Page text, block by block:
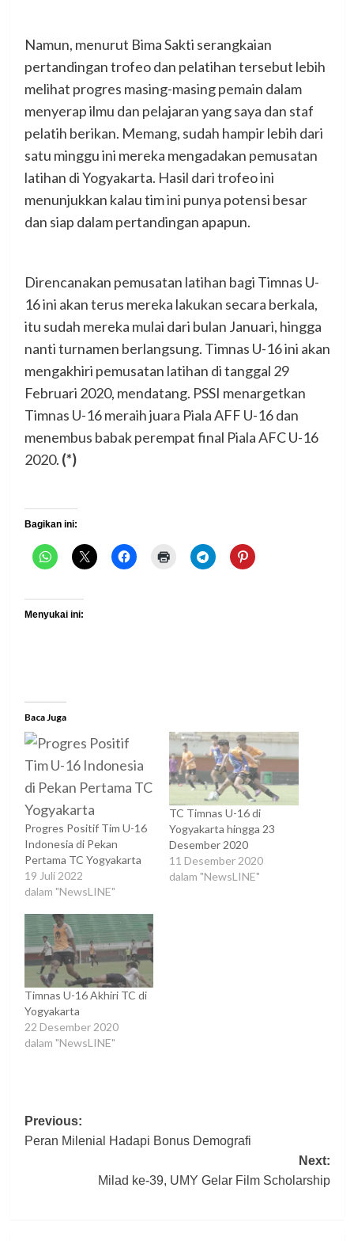
Namun, menurut Bima Sakti serangkaian
pertandingan trofeo dan pelatihan tersebut lebih
melihat progres masing-masing pemain dalam
menyerap ilmu dan pelajaran yang saya dan staf
pelatih berikan. Memang, sudah hampir lebih dari
satu minggu ini mereka mengadakan pemusatan
latihan di Yogyakarta. Hasil dari trofeo ini
menunjukkan kalau tim ini punya potensi besar
dan siap dalam pertandingan apapun.
Direncanakan pemusatan latihan bagi Timnas U-
16 ini akan terus mereka lakukan secara berkala,
itu sudah mereka mulai dari bulan Januari, hingga
nanti turnamen berlangsung. Timnas U-16 ini akan
mengakhiri pemusatan latihan di tanggal 29
Februari 2020, mendatang. PSSI menargetkan
Timnas U-16 meraih juara Piala AFF U-16 dan
menembus babak perempat final Piala AFC U-16
2020. (*)
Bagikan ini:
Menyukai ini:
Baca Juga
Progres Positif Tim U-16
Indonesia di Pekan
Pertama TC Yogyakarta
19 Juli 2022
dalam "NewsLINE"
TC Timnas U-16 di
Yogyakarta hingga 23
Desember 2020
11 Desember 2020
dalam "NewsLINE"
Timnas U-16 Akhiri TC di
Yogyakarta
22 Desember 2020
dalam "NewsLINE"
Post
navigation
Previous:
Peran Milenial Hadapi Bonus Demografi
Next:
Milad ke-39, UMY Gelar Film Scholarship